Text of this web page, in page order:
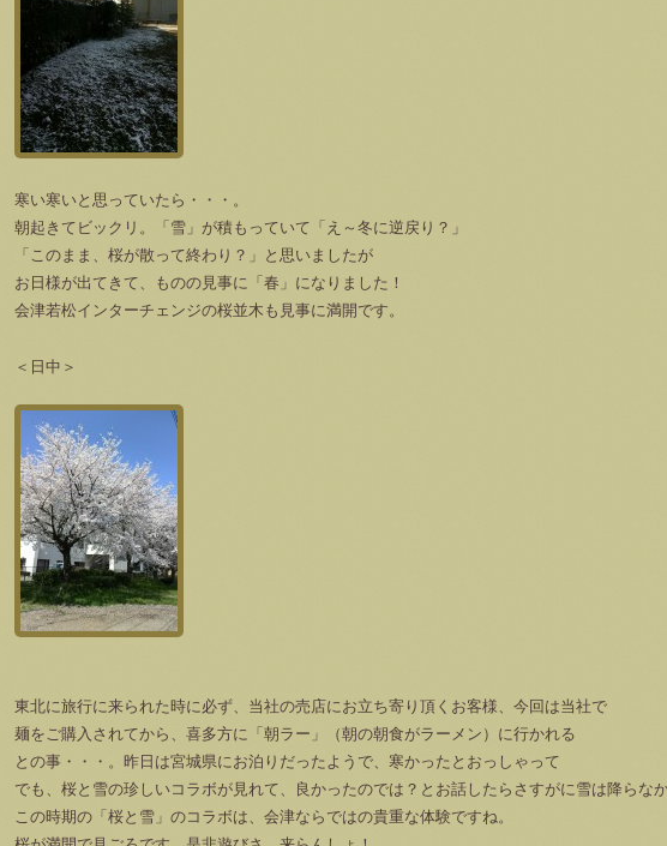
寒い寒いと思っていたら・・・。
朝起きてビックリ。「雪」が積もっていて「え～冬に逆戻り？」
「このまま、桜が散って終わり？」と思いましたが
お日様が出てきて、ものの見事に「春」になりました！
会津若松インターチェンジの桜並木も見事に満開です。
＜日中＞
東北に旅行に来られた時に必ず、当社の売店にお立ち寄り頂くお客様、今回は当社で
麺をご購入されてから、喜多方に「朝ラー」（朝の朝食がラーメン）に行かれる
との事・・・。昨日は宮城県にお泊りだったようで、寒かったとおっしゃって
でも、桜と雪の珍しいコラボが見れて、良かったのでは？とお話したらさすがに雪は降らな
この時期の「桜と雪」のコラボは、会津ならではの貴重な体験ですね。